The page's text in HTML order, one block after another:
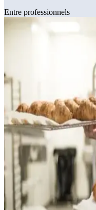
Entre professionnels